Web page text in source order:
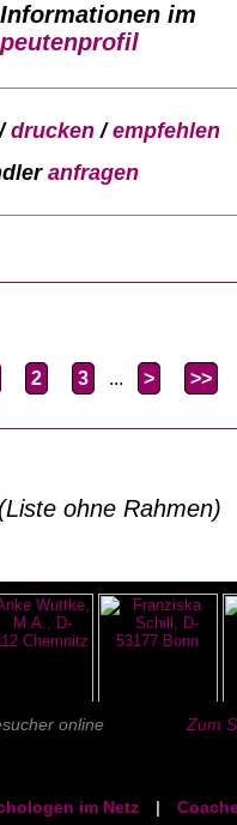
im
drucken/empfehlen
anfragen
2 3 ... > >>
ohne Rahmen)
online Zum
im Netz |